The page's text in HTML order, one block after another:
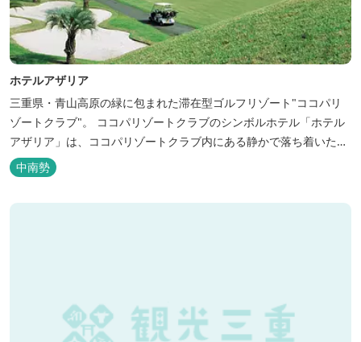
ホテルアザリア
三重県・青山高原の緑に包まれた滞在型ゴルフリゾート"ココパリ
ゾートクラブ"。 ココパリゾートクラブのシンボルホテル「ホテル
アザリア」は、ココパリゾートクラブ内にある静かで落ち着いた雰
囲気の宿泊施設です。 円筒形の特徴ある建物には、ツインや和洋室
など多彩な客室を備え、窓からはリゾートの美しい景色が広がりま
中南勢